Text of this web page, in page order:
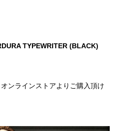
TYPEWRITER (BLACK)
ンラインストアよりご購入頂け